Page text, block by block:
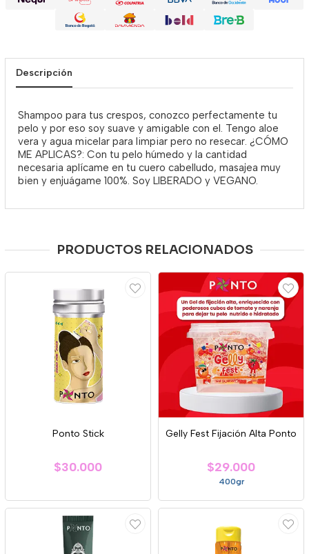
Descripción
Shampoo para tus crespos, conozco perfectamente tu
pelo y por eso soy suave y amigable con el. Tengo aloe
vera y agua micelar para limpiar pero no resecar. ¿CÓMO
ME APLICAS?: Con tu pelo húmedo y la cantidad
necesaria aplícame en tu cuero cabelludo, masajea muy
bien y enjuágame 100%. Soy LIBERADO y VEGANO.
PRODUCTOS RELACIONADOS
Ponto Stick
$30.000
Gelly Fest Fijación Alta Ponto
$29.000
400gr